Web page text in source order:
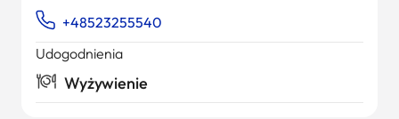
+48523255540
Udogodnienia
Wyżywienie